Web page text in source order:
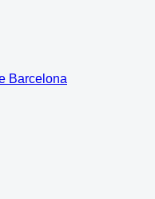
Barcelona